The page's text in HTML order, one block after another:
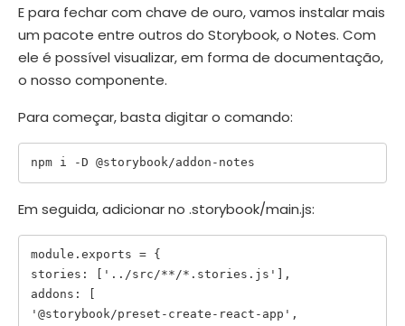
E para fechar com chave de ouro, vamos instalar mais
um pacote entre outros do Storybook, o Notes. Com
ele é possível visualizar, em forma de documentação,
o nosso componente.
Para começar, basta digitar o comando:
Em seguida, adicionar no .storybook/main.js:
module.exports = {
stories: ['../src/**/*.stories.js'],
addons: [
'@storybook/preset-create-react-app',